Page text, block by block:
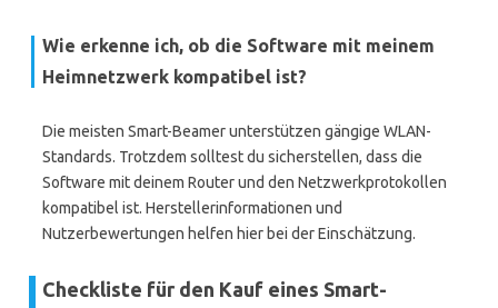
Wie erkenne ich, ob die Software mit meinem
Heimnetzwerk kompatibel ist?
Die meisten Smart-Beamer unterstützen gängige WLAN-
Standards. Trotzdem solltest du sicherstellen, dass die
Software mit deinem Router und den Netzwerkprotokollen
kompatibel ist. Herstellerinformationen und
Nutzerbewertungen helfen hier bei der Einschätzung.
Checkliste für den Kauf eines Smart-